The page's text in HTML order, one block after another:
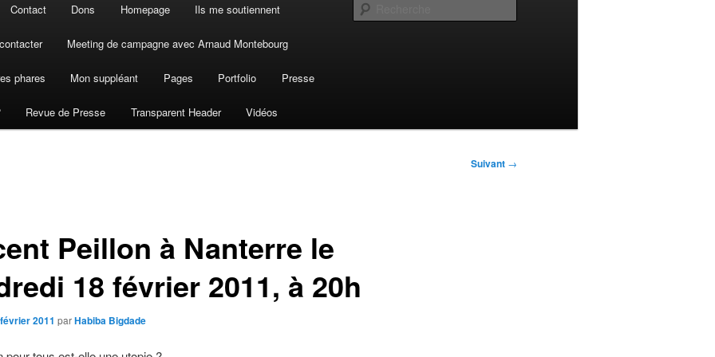
Contact Dons Homepage Ils me soutiennent
Meeting de campagne avec Arnaud Montebourg
phares Mon suppléant Pages Portfolio Presse
Revue de Presse Transparent Header Vidéos
Suivant →
Peillon à Nanterre le
18 février 2011, à 20h
2011 parHabiba Bigdade